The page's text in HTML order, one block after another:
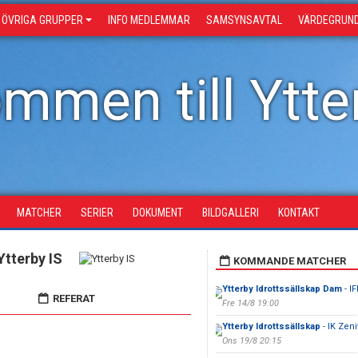
ÖVRIGA GRUPPER INFO MEDLEMMAR SAMSYNSAVTAL
till
MATCHER SERIER DOKUMENT BILDGALLERI KONTAKT
IS
REFERAT
KOMMANDE MATCHER
Ytterby Idrottssällskap Dam-
Fre 14/8 19:00
Ytterby Idrottssällskap - IK
Ons 19/8 20:15